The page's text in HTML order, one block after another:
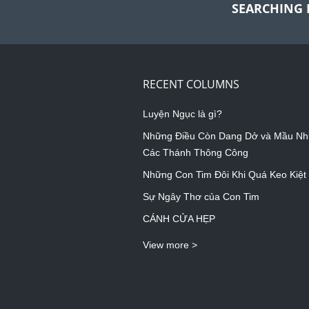
SEARCHING
RECENT COLUMNS
Luyện Ngục là gì?
Những Điều Còn Dang Dở và Mầu
Các Thánh Thông Công
Những Con Tim Đôi Khi Quá Keo Kiệt
Sự Ngây Thơ của Con Tim
CÁNH CỬA HẸP
View more >